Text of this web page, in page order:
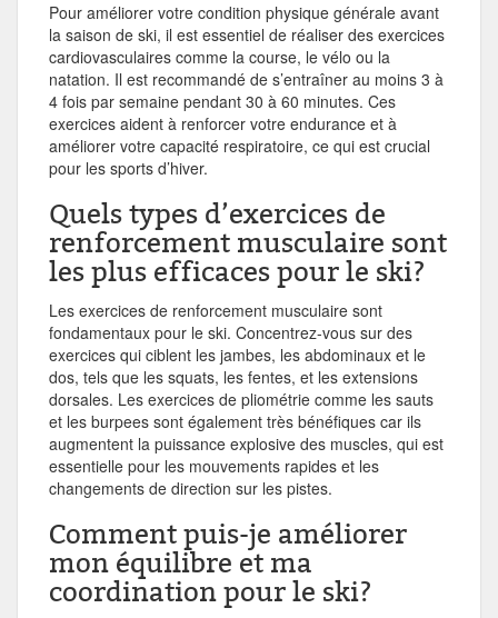
Pour améliorer votre condition physique générale avant
la saison de ski, il est essentiel de réaliser des exercices
cardiovasculaires comme la course, le vélo ou la
natation. Il est recommandé de s’entraîner au moins 3 à
4 fois par semaine pendant 30 à 60 minutes. Ces
exercices aident à renforcer votre endurance et à
améliorer votre capacité respiratoire, ce qui est crucial
pour les sports d’hiver.
Quels types d’exercices de
renforcement musculaire sont
les plus efficaces pour le ski?
Les exercices de renforcement musculaire sont
fondamentaux pour le ski. Concentrez-vous sur des
exercices qui ciblent les jambes, les abdominaux et le
dos, tels que les squats, les fentes, et les extensions
dorsales. Les exercices de pliométrie comme les sauts
et les burpees sont également très bénéfiques car ils
augmentent la puissance explosive des muscles, qui est
essentielle pour les mouvements rapides et les
changements de direction sur les pistes.
Comment puis-je améliorer
mon équilibre et ma
coordination pour le ski?